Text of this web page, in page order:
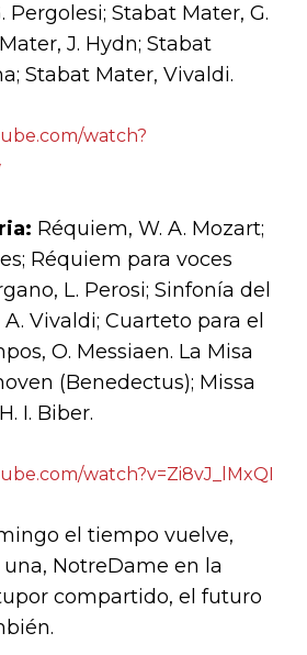
Pergolesi; Stabat Mater, G.
J. Hydn; Stabat
Stabat Mater, Vivaldi.
watch?
Réquiem, W. A. Mozart;
Réquiem para voces
L. Perosi; Sinfonía del
Vivaldi; Cuarteto para el
O. Messiaen. La Misa
(Benedectus); Missa
I. Biber.
watch?v=Zi8vJ_lMxQI
el tiempo vuelve,
NotreDame en la
compartido, el futuro